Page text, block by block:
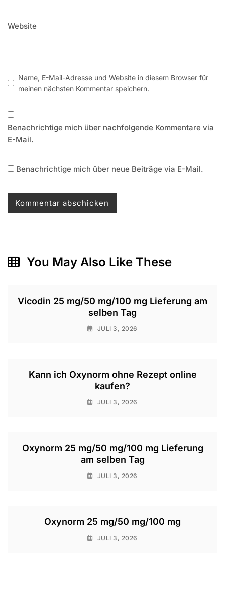
Website
Name, E-Mail-Adresse und Website in diesem Browser für
meinen nächsten Kommentar speichern.
Benachrichtige mich über nachfolgende Kommentare via
E-Mail.
Benachrichtige mich über neue Beiträge via E-Mail.
You May Also Like These
Vicodin 25 mg/50 mg/100 mg Lieferung am
selben Tag
JULI 3, 2026
Kann ich Oxynorm ohne Rezept online
kaufen?
JULI 3, 2026
Oxynorm 25 mg/50 mg/100 mg Lieferung
am selben Tag
JULI 3, 2026
Oxynorm 25 mg/50 mg/100 mg
JULI 3, 2026